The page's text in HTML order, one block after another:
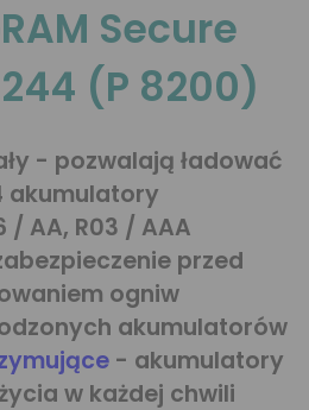
Secure
(P 8200)
- pozwalają ładować
akumulatory
/ AA, R03 / AAA
przed
ogniw
akumulatorów
- akumulatory
w każdej chwili